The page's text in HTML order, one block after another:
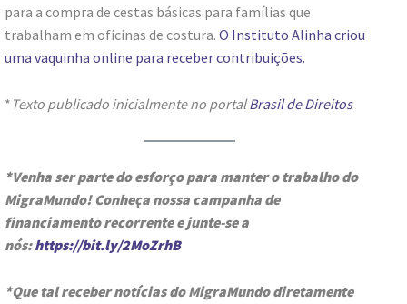
para a compra de cestas básicas para famílias que
trabalham em oficinas de costura. O Instituto Alinha criou
uma vaquinha online para receber contribuições.
* Texto publicado inicialmente no portalBrasil de Direitos
*Venha ser parte do esforço para manter o trabalho do
MigraMundo! Conheça nossa campanha de
financiamento recorrente e junte-se a
nós:https://bit.ly/2MoZrhB
*Que tal receber notícias do MigraMundo diretamente